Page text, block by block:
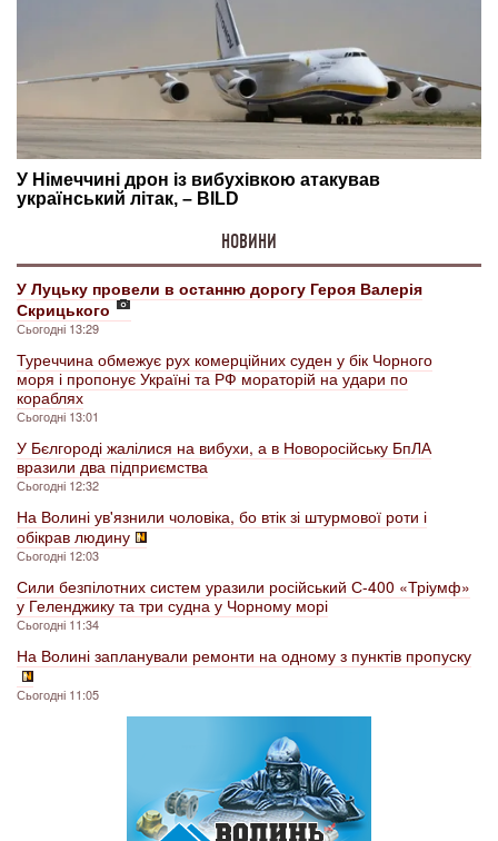
НОВИНИ
У Луцьку провели в останню дорогу Героя Валерія
Скрицького
Сьогодні 13:29
Туреччина обмежує рух комерційних суден у бік Чорного
моря і пропонує Україні та РФ мораторій на удари по
кораблях
Сьогодні 13:01
У Бєлгороді жалілися на вибухи, а в Новоросійську БпЛА
вразили два підприємства
Сьогодні 12:32
На Волині ув'язнили чоловіка, бо втік зі штурмової роти і
обікрав людину
Сьогодні 12:03
Сили безпілотних систем уразили російський С-400 «Тріумф»
у Геленджику та три судна у Чорному морі
Сьогодні 11:34
На Волині запланували ремонти на одному з пунктів пропуску
Сьогодні 11:05